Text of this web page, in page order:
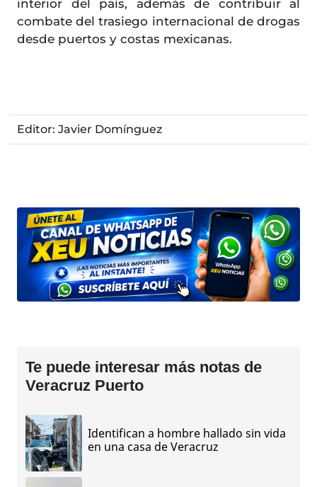
interior del país, además de contribuir al
combate del trasiego internacional de drogas
desde puertos y costas mexicanas.
Editor: Javier Domínguez
Te puede interesar más notas de
Veracruz Puerto
Identifican a hombre hallado sin vida
en una casa de Veracruz